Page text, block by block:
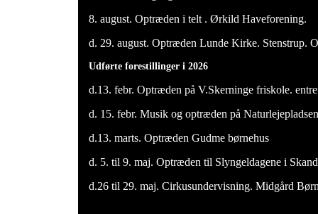
8. august. Optræden i telt . Ørkild Haveforening.
d. 29. august. Optræden Lunde Kirke. Stenstrup.
Udførte forestillinger i 2026
d.13. febr. Optræden på V.Skerninge friskole.
d. 15. febr. Musik og optræden på
d.13. marts. Optræden Gudme børnehus
d. 5. til 9. maj. Optræden til Slyngeldagene i
d.26 til 29. maj. Cirkusundervisning. Midgård